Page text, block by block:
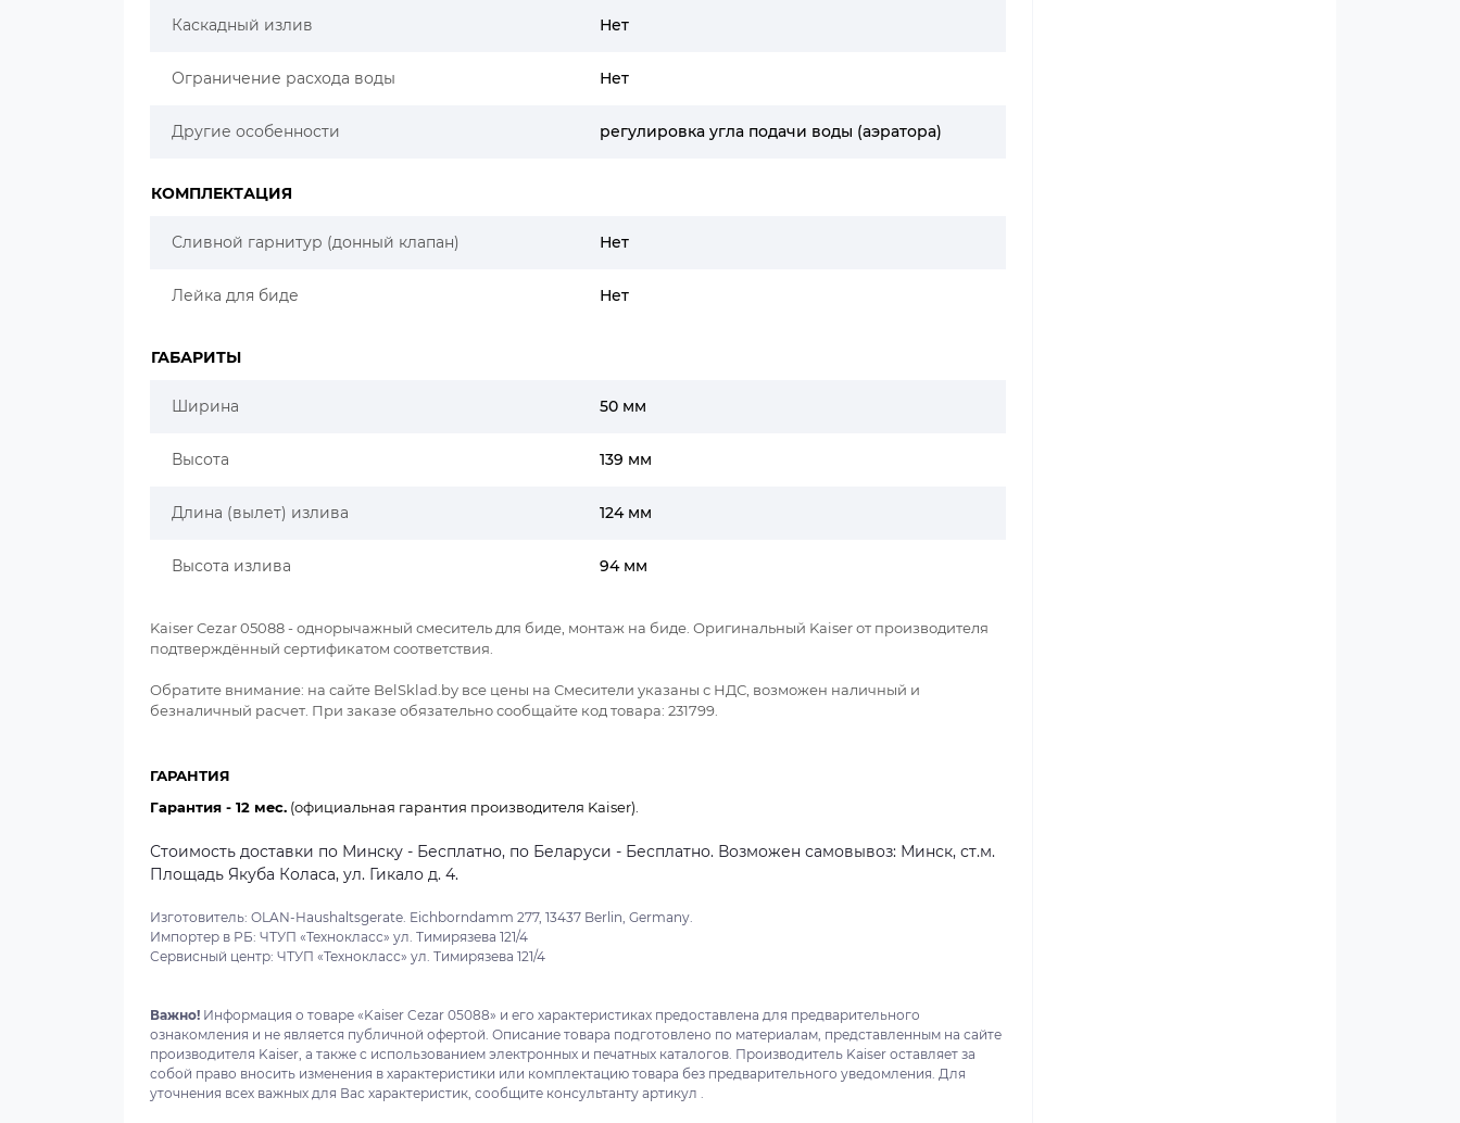
Каскадный излив Нет
Ограничение расхода воды Нет
Другие особенности регулировка угла подачи воды (аэратора)
КОМПЛЕКТАЦИЯ
Сливной гарнитур (донный клапан) Нет
Лейка для биде Нет
ГАБАРИТЫ
Ширина 50 мм
Высота 139 мм
Длина (вылет) излива 124 мм
Высота излива 94 мм
Kaiser Cezar 05088 - однорычажный смеситель для биде, монтаж на биде. Оригинальный Kaiser от производителя
подтверждённый сертификатом соответствия.
Обратите внимание: на сайте BelSklad.by все цены на Смесители указаны с НДС, возможен наличный и
безналичный расчет. При заказе обязательно сообщайте код товара: 231799.
ГАРАНТИЯ
Гарантия - 12 мес. (официальная гарантия производителя Kaiser).
Стоимость доставки по Минску - Бесплатно, по Беларуси - Бесплатно. Возможен самовывоз: Минск, ст.м.
Площадь Якуба Коласа, ул. Гикало д. 4.
Изготовитель: OLAN-Haushaltsgerate. Eichborndamm 277, 13437 Berlin, Germany.
Импортер в РБ: ЧТУП «Технокласс» ул. Тимирязева 121/4
Сервисный центр: ЧТУП «Технокласс» ул. Тимирязева 121/4
Важно! Информация о товаре «Kaiser Cezar 05088» и его характеристиках предоставлена для предварительного
ознакомления и не является публичной офертой. Описание товара подготовлено по материалам, представленным на сайте
производителя Kaiser, а также с использованием электронных и печатных каталогов. Производитель Kaiser оставляет за
собой право вносить изменения в характеристики или комплектацию товара без предварительного уведомления. Для
уточнения всех важных для Вас характеристик, сообщите консультанту артикул .